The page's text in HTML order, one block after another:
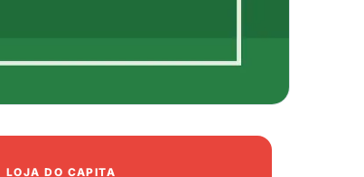
LOJA DO CAPITA